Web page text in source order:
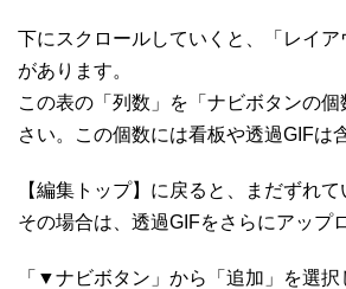
下にスクロールしていくと、「レイ
があります。
この表の「列数」を「ナビボタンの
さい。この個数には看板や透過GIFは
【編集トップ】に戻ると、まだずれて
その場合は、透過GIFをさらにアップ
「▼ナビボタン」から「追加」を選択